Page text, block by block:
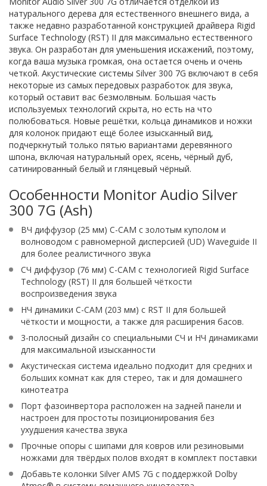
натурального дерева для естественного внешнего вида, а
также недавно разработанной конструкцией драйвера Rigid
Surface Technology (RST) II для максимально естественного
звука. Он разработан для уменьшения искажений, поэтому,
когда ваша музыка громкая, она остается очень и очень
четкой. Акустические системы Silver 300 7G включают в себя
некоторые из самых передовых разработок для звука,
который оставит вас безмолвным. Большая часть
используемых технологий скрыта, но есть на что
полюбоваться. Новые решётки, кольца динамиков и ножки
для колонок придают ещё более изысканный вид,
подчеркнутый только пятью вариантами деревянного
шпона, включая натуральный орех, ясень, чёрный дуб,
сатинированный белый и глянцевый чёрный.
Особенности Monitor Audio Silver
300 7G (Ash)
ВЧ диффузор (25 мм) C-CAM с золотым куполом и
волноводом с равномерной дисперсией (UD) Waveguide II
для более реалистичного звука
СЧ диффузор (76 мм) C-CAM с технологией Rigid Surface
Technology (RST) II для большей чёткости
воспроизведения звука
НЧ динамики C-CAM (203 мм) с RST II для большей
чёткости и мощности, а также для расширения басов.
3-полосный дизайн со специальными СЧ и НЧ динамиками
для максимальной изысканности
Акустическая система идеально подходит для средних и
больших комнат как для стерео, так и для домашнего
кинотеатра
Порт фазоинвертора расположен на задней панели и
настроен для простоты позиционирования без
ухудшения качества звука
Прочные опоры с шипами для ковров или резиновыми
ножками для твёрдых полов входят в комплект поставки
Добавьте колонки Silver AMS 7G с поддержкой Dolby